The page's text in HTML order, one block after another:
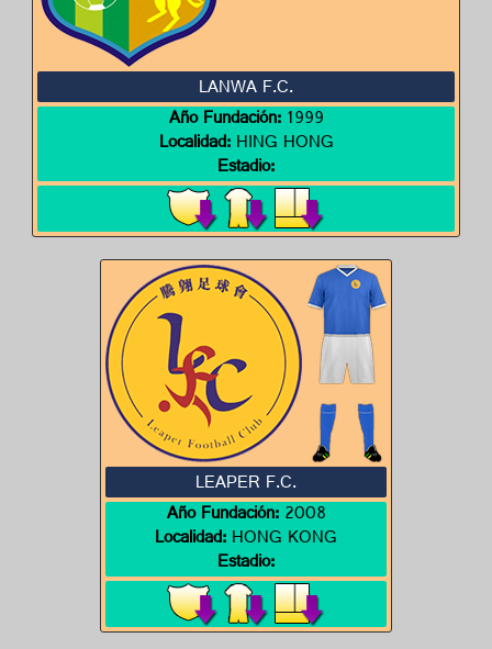
LANWA F.C.
Año Fundación:1999
Localidad:HING HONG
Estadio:
LEAPER F.C.
Año Fundación:2008
Localidad:HONG KONG
Estadio: